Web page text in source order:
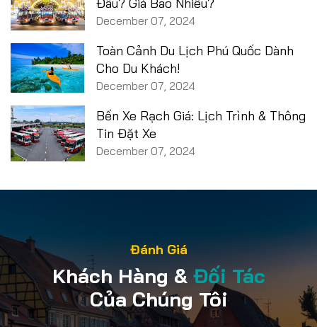
December 07, 2024
Toàn Cảnh Du Lịch Phú Quốc Dành
Cho Du Khách!
December 07, 2024
Bến Xe Rạch Giá: Lịch Trình & Thông
Tin Đặt Xe
December 07, 2024
Đánh Giá
Khách Hàng & Đối Tác
Của Chúng Tôi